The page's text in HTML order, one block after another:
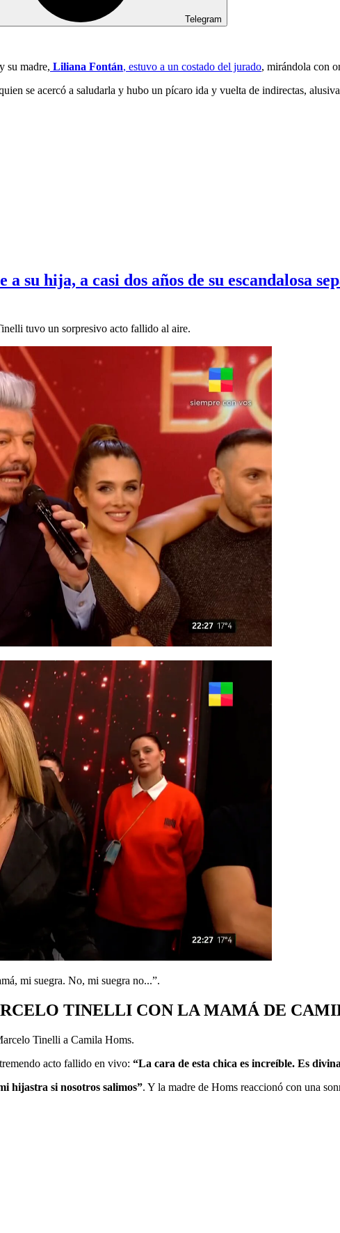
Telegram
su madre, Liliana Fontán, estuvo a un costado del jurado, mirándola con
se acercó a saludarla y hubo un pícaro ida y vuelta de indirectas,
su hija, a casi dos años de su escandalosa
tuvo un sorpresivo acto fallido al aire.
mi suegra. No, mi suegra no...”.
TINELLI CON LA MAMÁ DE
Tinelli a Camila Homs.
acto fallido en vivo: “La cara de esta chica es increíble. Es
hijastra si nosotros salimos”. Y la madre de Homs reaccionó con una